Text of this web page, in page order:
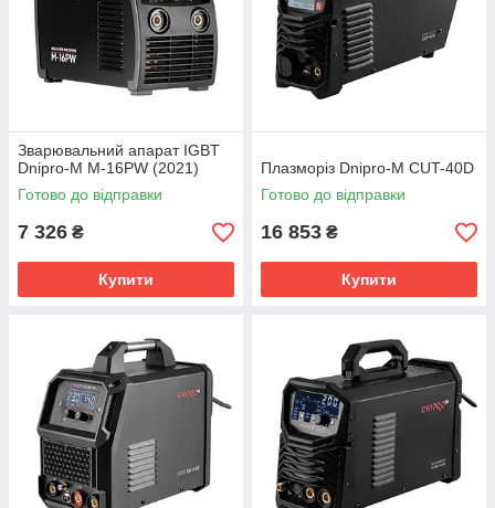
Зварювальний апарат IGBT
Dnipro-M M-16PW (2021)
Готово до відправки
7 326 ₴
Купити
Плазморіз Dnipro-M CUT-40D
Готово до відправки
16 853 ₴
Купити